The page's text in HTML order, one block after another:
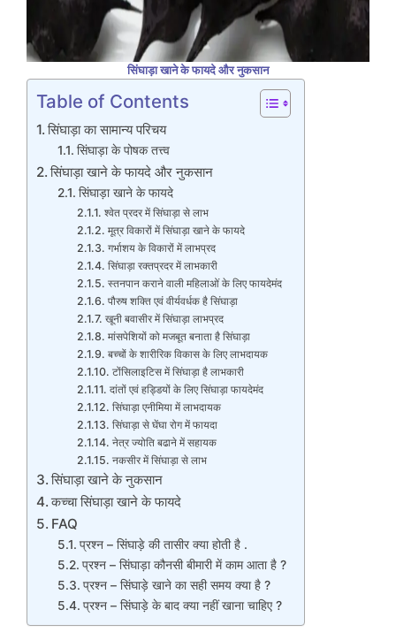
सिंघाड़ा खाने के फायदे और नुकसान
Table of Contents
सिंघाड़ा का सामान्य परिचय
सिंघाड़ा के पोषक तत्त्व
सिंघाड़ा खाने के फायदे और नुकसान
सिंघाड़ा खाने के फायदे
श्वेत प्रदर में सिंघाड़ा से लाभ
मूत्र विकारों में सिंघाड़ा खाने के फायदे
गर्भाशय के विकारों में लाभप्रद
सिंघाड़ा रक्तप्रदर में लाभकारी
स्तनपान कराने वाली महिलाओं के लिए फायदेमंद
पौरुष शक्ति एवं वीर्यवर्धक है सिंघाड़ा
खूनी बवासीर में सिंघाड़ा लाभप्रद
मांसपेशियों को मजबूत बनाता है सिंघाड़ा
बच्चों के शारीरिक विकास के लिए लाभदायक
टोंसिलाइटिस में सिंघाड़ा है लाभकारी
दांतों एवं हड्डियों के लिए सिंघाड़ा फायदेमंद
सिंघाड़ा एनीमिया में लाभदायक
सिंघाड़ा से घेंघा रोग में फायदा
नेत्र ज्योति बढाने में सहायक
नकसीर में सिंघाड़ा से लाभ
सिंघाड़ा खाने के नुकसान
कच्चा सिंघाड़ा खाने के फायदे
FAQ
प्रश्न – सिंघाड़े की तासीर क्या होती है .
प्रश्न – सिंघाड़ा कौनसी बीमारी में काम आता है ?
प्रश्न – सिंघाड़े खाने का सही समय क्या है ?
प्रश्न – सिंघाड़े के बाद क्या नहीं खाना चाहिए ?